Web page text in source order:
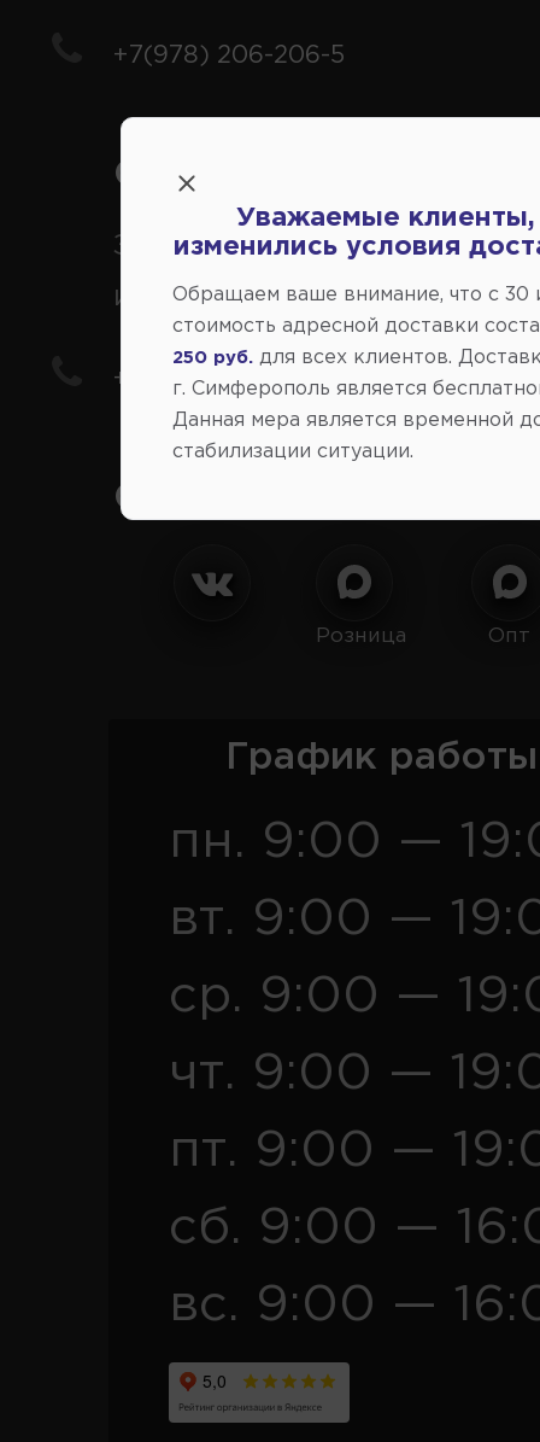
+7(978) 206-206-5
Справочный центр:
Заказ шин, дисков,
иномарки
+7(978) 206-206-8
Социальные сети:
Розница Опт
График
пн. 9:00 —
вт. 9:00 —
ср. 9:00 —
чт. 9:00 —
пт. 9:00 —
сб. 9:00 —
вс. 9:00 —
Уважаемые клиенты,
изменились условия
Обращаем ваше внимание, что c 30
стоимость адресной доставки
250 руб.
для всех клиентов.
г. Симферополь является
Данная мера является временной
стабилизации ситуации.